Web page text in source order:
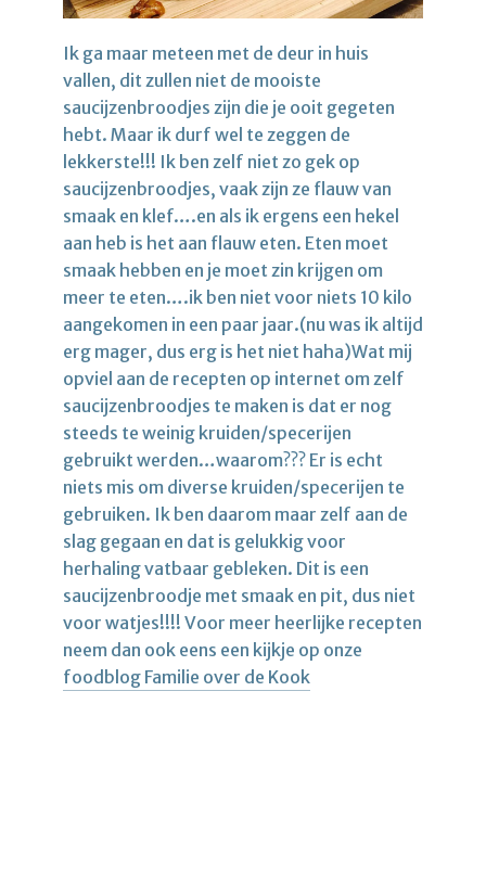
Ik ga maar meteen met de deur in huis
vallen, dit zullen niet de mooiste
saucijzenbroodjes zijn die je ooit gegeten
hebt. Maar ik durf wel te zeggen de
lekkerste!!! Ik ben zelf niet zo gek op
saucijzenbroodjes, vaak zijn ze flauw van
smaak en klef….en als ik ergens een hekel
aan heb is het aan flauw eten. Eten moet
smaak hebben en je moet zin krijgen om
meer te eten….ik ben niet voor niets 10 kilo
aangekomen in een paar jaar.(nu was ik altijd
erg mager, dus erg is het niet haha)Wat mij
opviel aan de recepten op internet om zelf
saucijzenbroodjes te maken is dat er nog
steeds te weinig kruiden/specerijen
gebruikt werden…waarom??? Er is echt
niets mis om diverse kruiden/specerijen te
gebruiken. Ik ben daarom maar zelf aan de
slag gegaan en dat is gelukkig voor
herhaling vatbaar gebleken. Dit is een
saucijzenbroodje met smaak en pit, dus niet
voor watjes!!!! Voor meer heerlijke recepten
neem dan ook eens een kijkje op onze
foodblog Familie over de Kook